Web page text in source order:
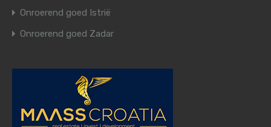
Onroerend goed Istrië
Onroerend goed Zadar